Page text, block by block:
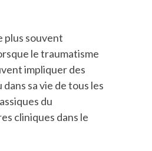
plus souvent
le traumatisme
impliquer des
sa vie de tous les
du
cliniques dans le